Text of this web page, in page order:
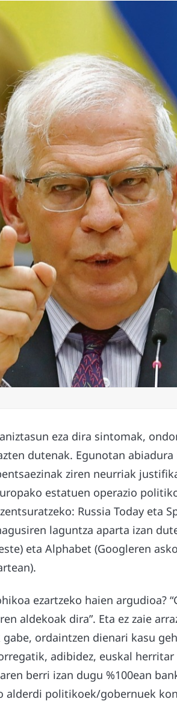
eza dira sintomak,
dutenak. Egunotan
ziren neurriak
estatuen operazio
Russia Today eta
laguntza aparta izan
eta Alphabet (Googleren
ezartzeko haien argudioa?
aldekoak dira”. Eta ez zaie
ordaintzen dienari kasu
adibidez, euskal
berri izan dugu %100ean
alderdi politikoek/gobernuek